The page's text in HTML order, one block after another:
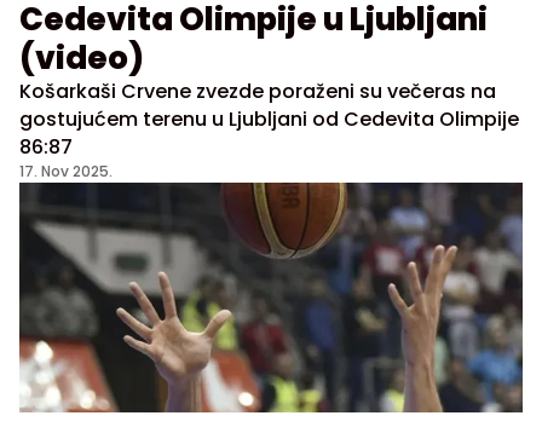
Cedevita Olimpije u Ljubljani
(video)
Košarkaši Crvene zvezde poraženi su večeras na
gostujućem terenu u Ljubljani od Cedevita Olimpije
86:87
17. Nov 2025.